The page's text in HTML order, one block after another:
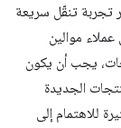
تجربة تنقّل سريعة
موالين
يجب أن يكون
الجديدة
للاهتمام إلى